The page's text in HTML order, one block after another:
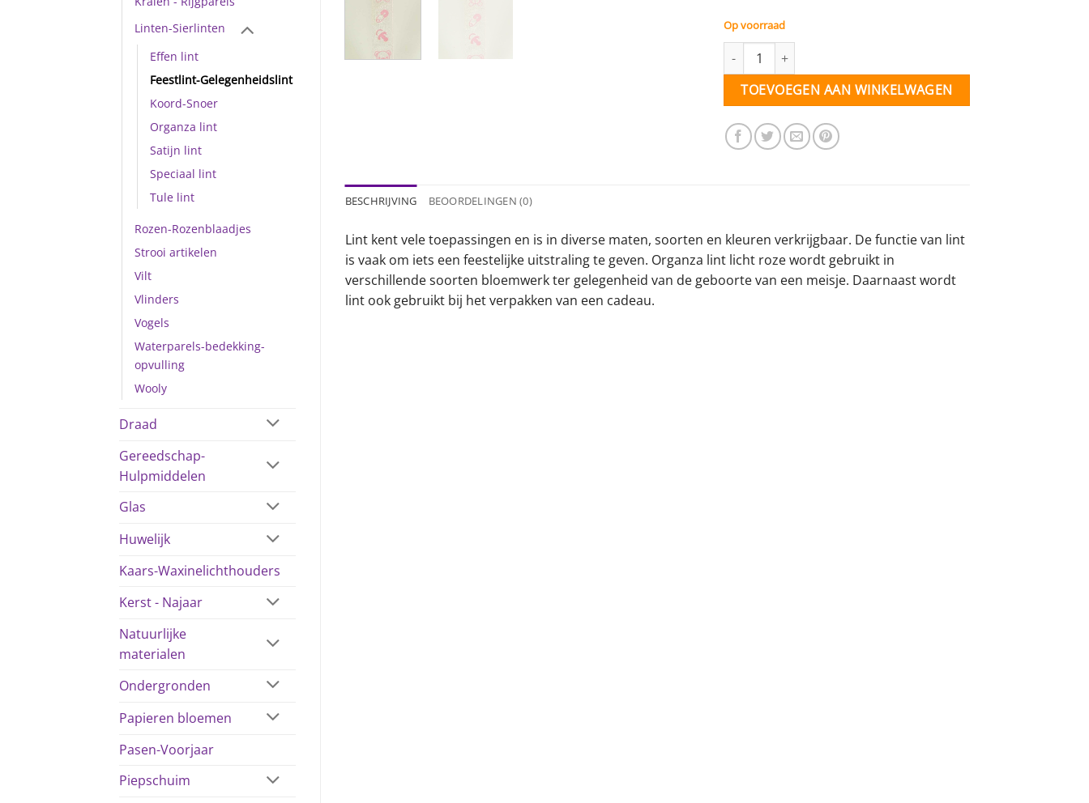
Linten-Sierlinten
Effen lint
Feestlint-Gelegenheidslint
Koord-Snoer
Organza lint
Satijn lint
Speciaal lint
Tule lint
Rozen-Rozenblaadjes
Strooi artikelen
Vilt
Vlinders
Vogels
Waterparels-bedekking-
opvulling
Wooly
Draad
Gereedschap-
Hulpmiddelen
Glas
Huwelijk
Kaars-Waxinelichthouders
Kerst - Najaar
Natuurlijke
materialen
Ondergronden
Papieren bloemen
Pasen-Voorjaar
Piepschuim
Op voorraad
Organza lint licht roze (baby) - 15 mm - p/m aantal
TOEVOEGEN AAN WINKELWAGEN
BESCHRIJVING BEOORDELINGEN (0)
Lint kent vele toepassingen en is in diverse maten, soorten en kleuren verkrijgbaar. De functie van lint
is vaak om iets een feestelijke uitstraling te geven. Organza lint licht roze wordt gebruikt in
verschillende soorten bloemwerk ter gelegenheid van de geboorte van een meisje. Daarnaast wordt
lint ook gebruikt bij het verpakken van een cadeau.